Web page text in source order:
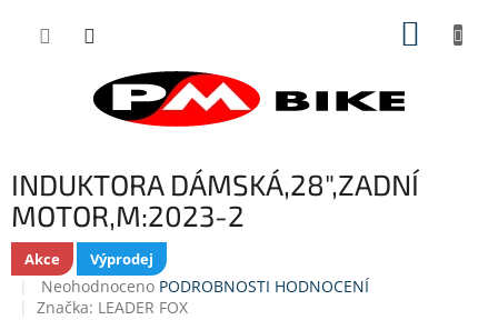
INDUKTORA DÁMSKÁ,28",ZADNÍ
MOTOR,M:2023-2
Akce Výprodej
Průměrné
hodnocení
Neohodnoceno PODROBNOSTI HODNOCENÍ
Značka: LEADER FOX